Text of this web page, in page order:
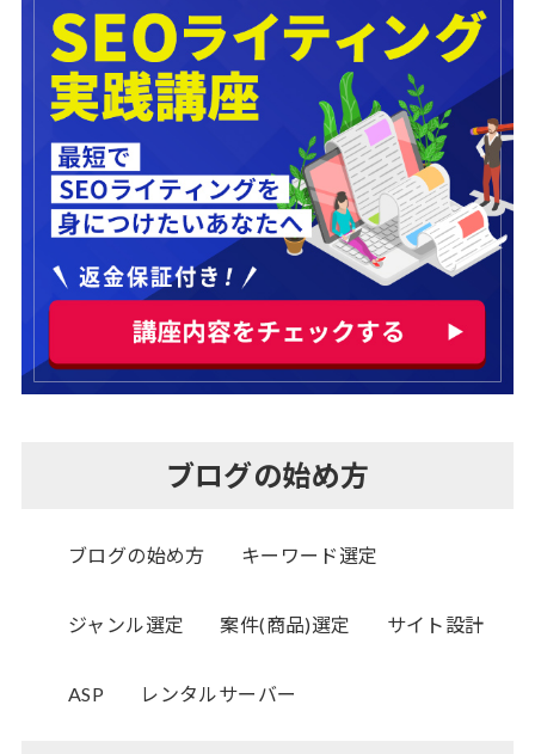
ブログの始め方
ブログの始め方 キーワード選定
ジャンル選定 案件(商品)選定 サイト設計
ASP レンタルサーバー